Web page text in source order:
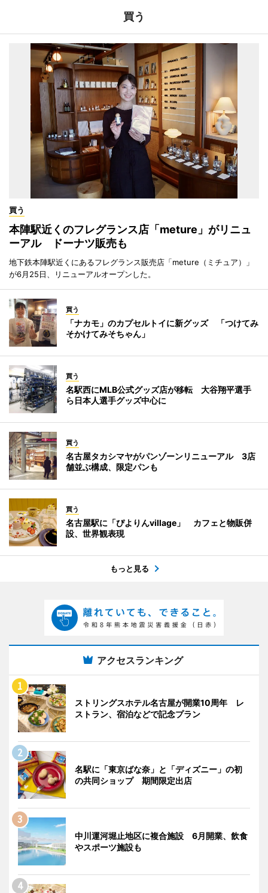
買う
買う
本陣駅近くのフレグランス店「meture」がリニュ
ーアル ドーナツ販売も
地下鉄本陣駅近くにあるフレグランス販売店「meture（ミチュア）」
が6月25日、リニューアルオープンした。
買う
「ナカモ」のカプセルトイに新グッズ 「つけてみ
そかけてみそちゃん」
買う
名駅西にMLB公式グッズ店が移転 大谷翔平選手
ら日本人選手グッズ中心に
買う
名古屋タカシマヤがパンゾーンリニューアル 3店
舗並ぶ構成、限定パンも
買う
名古屋駅に「ぴよりんvillage」 カフェと物販併
設、世界観表現
もっと見る
アクセスランキング
ストリングスホテル名古屋が開業10周年 レ
ストラン、宿泊などで記念プラン
名駅に「東京ばな奈」と「ディズニー」の初
の共同ショップ 期間限定出店
中川運河堀止地区に複合施設 6月開業、飲食
やスポーツ施設も